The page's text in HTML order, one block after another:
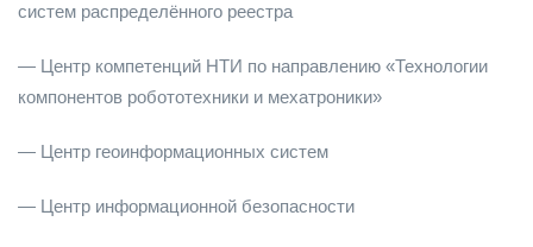
систем распределённого реестра
— Центр компетенций НТИ по направлению «Технологии
компонентов робототехники и мехатроники»
— Центр геоинформационных систем
— Центр информационной безопасности